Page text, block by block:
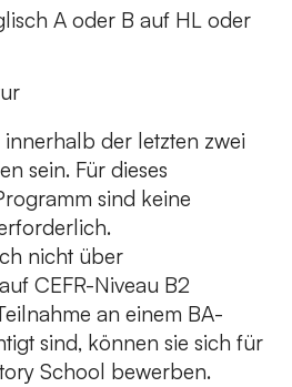
A oder B auf HL oder
der letzten zwei
sein. Für dieses
sind keine
nicht über
CEFR-Niveau B2
an einem BA-
sind, können sie sich für
School bewerben.